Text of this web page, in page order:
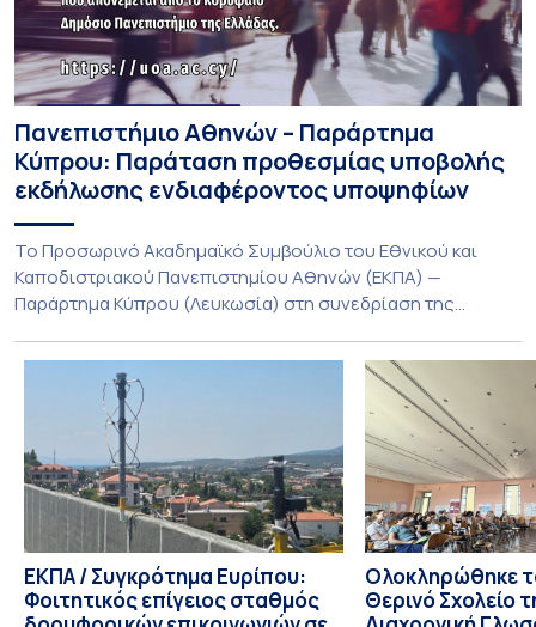
Πανεπιστήμιο Αθηνών – Παράρτημα
Κύπρου: Παράταση προθεσμίας υποβολής
εκδήλωσης ενδιαφέροντος υποψηφίων
Το Προσωρινό Ακαδημαϊκό Συμβούλιο του Εθνικού και
Καποδιστριακού Πανεπιστημίου Αθηνών (ΕΚΠΑ) —
Παράρτημα Κύπρου (Λευκωσία) στη συνεδρίαση της
παράταση της προθεσμίας υποβολής εκδήλωσης
ενδιαφέροντος για την φοίτηση σε Προγράμματα Σπουδών,
Τμημάτων του Πανεπιστημίου μας στο Παράρτημα Κύπρου
για το ακαδημαϊκό έτος 2026-2027, έως τη Δευτέρα 31
Αυγούστου 2026. […]
ΕΚΠΑ / Συγκρότημα Ευρίπου:
Φοιτητικός επίγειος σταθμός
Ολοκληρώθηκε
Θερινό Σχολείο